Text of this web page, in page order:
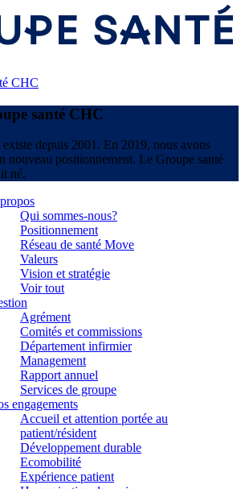
CHC
santé CHC
depuis 2001. En 2019, nous avons
nouveau positionnement. Le Groupe santé
né.
Qui sommes-nous?
Positionnement
Réseau de santé Move
Valeurs
Vision et stratégie
Voir tout
Agrément
Comités et commissions
Département infirmier
Management
Rapport annuel
Services de groupe
engagements
Accueil et attention portée au
patient/résident
Développement durable
Ecomobilité
Expérience patient